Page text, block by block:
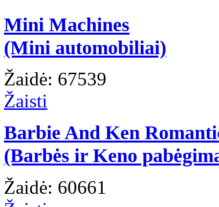
Mini Machines
(Mini automobiliai)
Žaidė: 67539
Žaisti
Barbie And Ken
(Barbės ir Keno
Žaidė: 60661